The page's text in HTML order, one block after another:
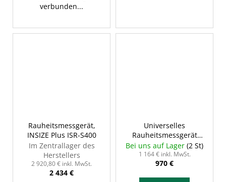
verbunden...
Rauheitsmessgerät,
INSIZE Plus ISR-S400
Im Zentrallager des
Herstellers
2 920,80 € inkl. MwSt.
2 434 €
Universelles
Rauheitsmessgerät
INSIZE ISR-C002
Bei uns auf Lager (2 St)
1 164 € inkl. MwSt.
970 €